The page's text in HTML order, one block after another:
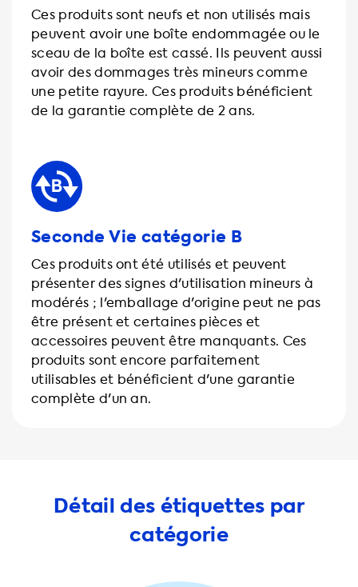
Ces produits sont neufs et non utilisés mais
peuvent avoir une boîte endommagée ou le
sceau de la boîte est cassé. Ils peuvent aussi
avoir des dommages très mineurs comme
une petite rayure. Ces produits bénéficient
de la garantie complète de 2 ans.
Seconde Vie catégorie B
Ces produits ont été utilisés et peuvent
présenter des signes d'utilisation mineurs à
modérés ; l'emballage d'origine peut ne pas
être présent et certaines pièces et
accessoires peuvent être manquants. Ces
produits sont encore parfaitement
utilisables et bénéficient d'une garantie
complète d'un an.
Détail des étiquettes par
catégorie